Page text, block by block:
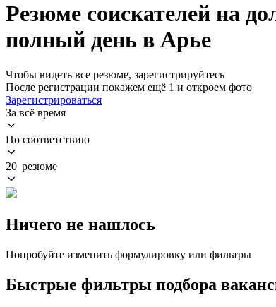
Резюме соискателей на
полный день в Арье
Чтобы видеть все резюме, зарегистрируйтесь
После регистрации покажем ещё 1 и откроем фото
Зарегистрироваться
За всё время
По соответствию
20 резюме
Ничего не нашлось
Попробуйте изменить формулировку или фильтры
Быстрые фильтры подбора